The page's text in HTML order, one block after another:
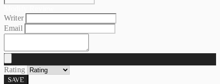
Writer
Email
Rating
SAVE